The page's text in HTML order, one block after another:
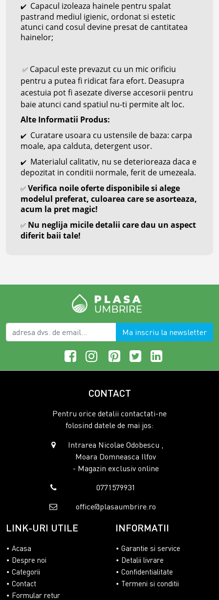
✔️ Capacul izoleaza hainele pentru spalat
pastrand mediul igienic, ordonat si estetic
atunci cand cosul devine presat de cantitatea
hainelor;
✅ Capacul este prevazut cu un mic orificiu
pentru a putea fi ridicat fara efort. Deasupra
acestuia pot fi asezate diverse accesorii pentru
baie atunci cand spatiul nu-ti permite alt loc.
Alte Informatii Produs:
✔️ Curatare usoara cu ustensile de baza: carpa
moale, apa calduta, detergent usor.
✔️ Materialul calitativ, nu se deterioreaza daca e
depozitat in conditii normale, ferit de umezeala.
✅ Verifica noile oferte disponibile si alege
modelul preferat, culoarea care se asorteaza,
acum la pret magic!
✅ Nu neglija micile detalii care dau un aspect
diferit baii tale!
Ma inscriu la newsletter
CONTACT
Pentru orice detalii contactati-ne
folosind datele de mai jos:
Intrarea Nicolae Odobescu ,
Moara Domneasca Ilfov
- Magazin exclusiv online
0771579931
office@plasaumbrire.ro
LINK-URI UTILE
Acasa
Despre noi
Categorii
Contact
Formular retur
INFORMATII
Garantie si service
Detalii livrare
Confidentialitate
Termeni si conditii